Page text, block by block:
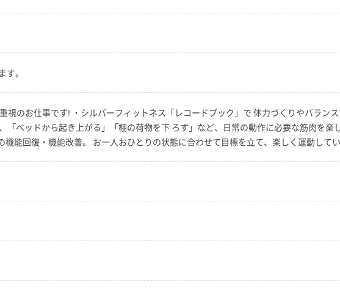
。
視のお仕事です! ・シルバーフィットネス「レコードブック」で 体力づくりやバラン
「ベッドから起き上がる」「棚の荷物を下 ろす」など、日常の動作に必要な筋肉を楽
能回復・機能改善。 お一人おひとりの状態に合わせて目標を立て、楽しく運動してい